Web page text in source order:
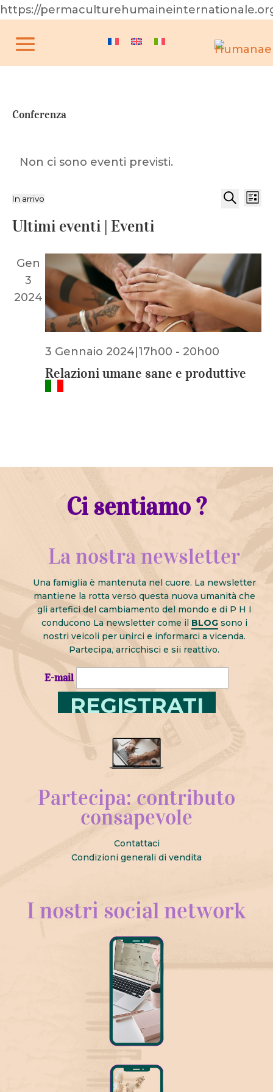
https://
Conferenza
Non ci sono eventi previsti.
Eventi
Lista
In arrivo
la
Ultimi eventi | Eventi
Gen
3
2024
3 Gennaio 2024|17h00 - 20h00
Relazioni umane sane e produttive
Ci sentiamo ?
La nostra newsletter
Una famiglia è mantenuta nel cuore. La newsletter
mantiene la rotta verso questa nuova umanità che
gli artefici del cambiamento del mondo e di P H I
conducono La newsletter come il BLOGsono i
nostri veicoli per unirci e informarci a vicenda.
Partecipa, arricchisci e sii reattivo.
E-mail
Partecipa: contributo
consapevole
Contattaci
Condizioni generali di vendita
I nostri social network